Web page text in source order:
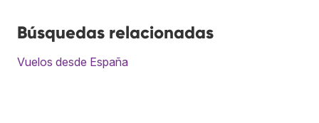
Búsquedas relacionadas
Vuelos desde España